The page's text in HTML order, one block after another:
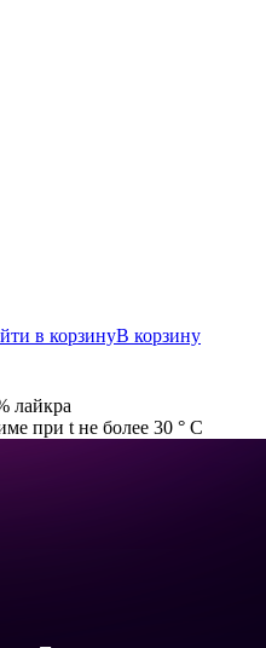
в корзинуВ корзину
лайкра
при t не более 30 ° С